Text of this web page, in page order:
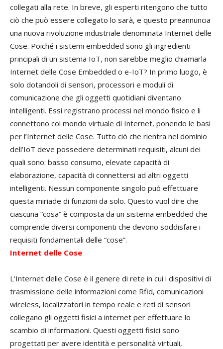
collegati alla rete. In breve, gli esperti ritengono che tutto
ciò che può essere collegato lo sarà, e questo preannuncia
una nuova rivoluzione industriale denominata Internet delle
Cose. Poiché i sistemi embedded sono gli ingredienti
principali di un sistema IoT, non sarebbe meglio chiamarla
Internet delle Cose Embedded o e-IoT? In primo luogo, è
solo dotandoli di sensori, processori e moduli di
comunicazione che gli oggetti quotidiani diventano
intelligenti. Essi registrano processi nel mondo fisico e li
connettono col mondo virtuale di Internet, ponendo le basi
per l’Internet delle Cose. Tutto ciò che rientra nel dominio
dell’IoT deve possedere determinati requisiti, alcuni dei
quali sono: basso consumo, elevate capacità di
elaborazione, capacità di connettersi ad altri oggetti
intelligenti. Nessun componente singolo può effettuare
questa miriade di funzioni da solo. Questo vuol dire che
ciascuna “cosa” è composta da un sistema embedded che
comprende diversi componenti che devono soddisfare i
requisiti fondamentali delle “cose”.
Internet delle Cose
L'Internet delle Cose è il genere di rete in cui i dispositivi di
trasmissione delle informazioni come Rfid, comunicazioni
wireless, localizzatori in tempo reale e reti di sensori
collegano gli oggetti fisici a internet per effettuare lo
scambio di informazioni. Questi oggetti fisici sono
progettati per avere identità e personalità virtuali,